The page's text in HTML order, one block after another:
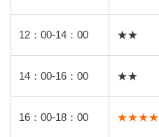
12：00-14：00 ★★
14：00-16：00 ★★
16：00-18：00 ★★★★